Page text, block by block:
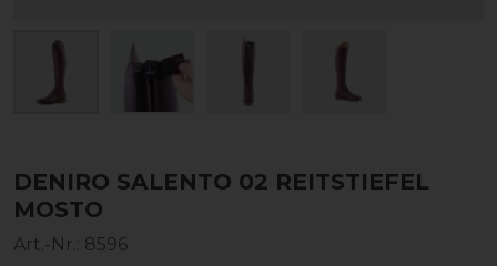
DENIRO SALENTO 02 REITSTIEFEL
MOSTO
Art.-Nr.: 8596